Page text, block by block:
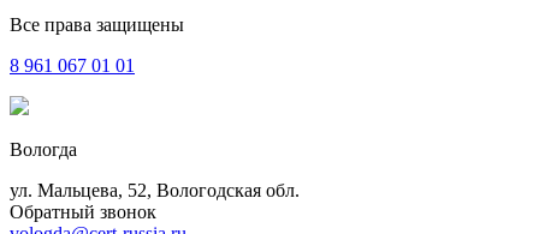
Все права защищены
8 961 067 01 01
Вологда
ул. Мальцева, 52, Вологодская обл.
Обратный звонок